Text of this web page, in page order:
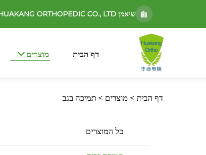
שיאמן HUAKANG ORTHOPEDIC CO., LTD.
דף הבית מוצרים
דף הבית > מוצרים > תמיכה בגב
כל המוצרים